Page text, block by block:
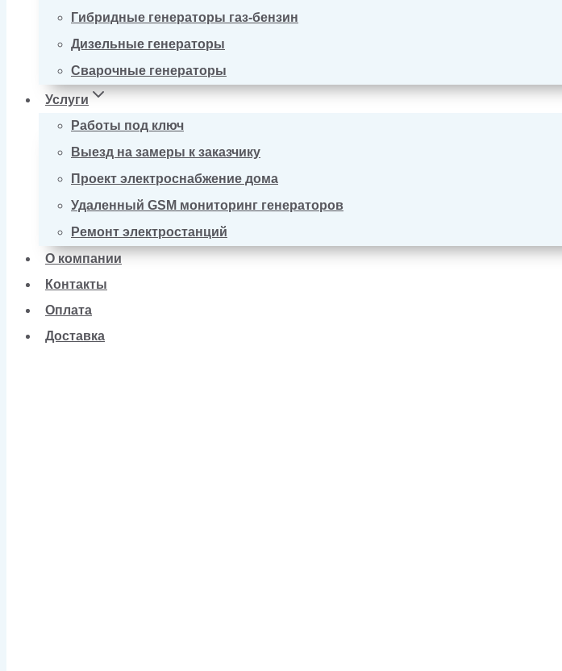
Гибридные генераторы газ-бензин
Дизельные генераторы
Сварочные генераторы
Услуги
Работы под ключ
Выезд на замеры к заказчику
Проект электроснабжение дома
Удаленный GSM мониторинг генераторов
Ремонт электростанций
О компании
Контакты
Оплата
Доставка